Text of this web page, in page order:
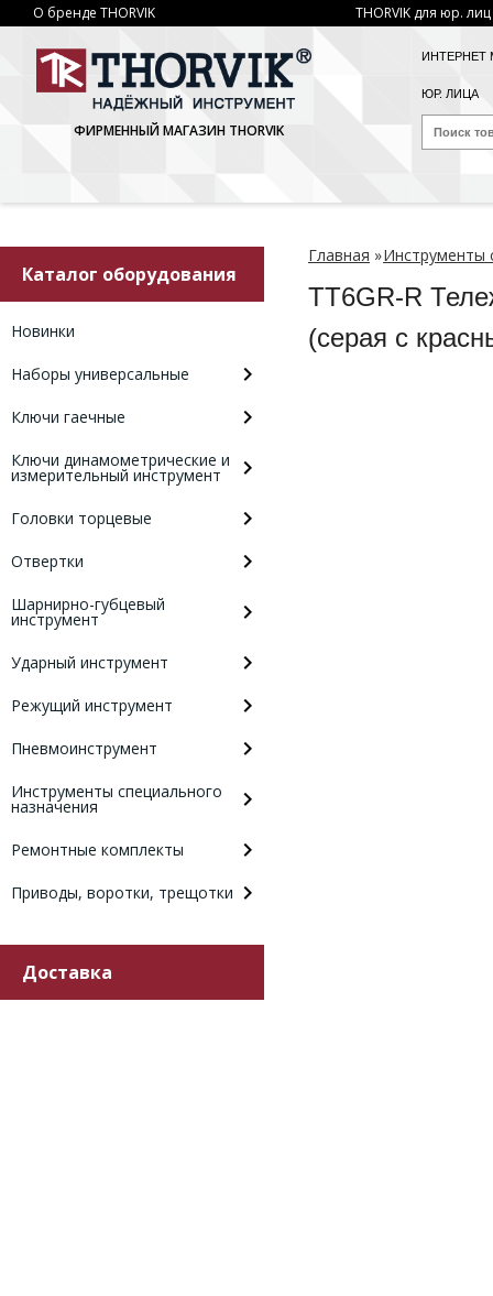
О бренде THORVIK THORVIK для юр. лиц
ФИРМЕННЫЙ МАГАЗИН THORVIK
ИНТЕРНЕТ
ЮР. ЛИЦА
Каталог оборудования
Новинки
Наборы универсальные
Ключи гаечные
Ключи динамометрические и
измерительный инструмент
Головки торцевые
Отвертки
Шарнирно-губцевый
инструмент
Ударный инструмент
Режущий инструмент
Пневмоинструмент
Инструменты специального
назначения
Ремонтные комплекты
Приводы, воротки, трещотки
Доставка
Главная »Инструменты
TT6GR-R
(серая с